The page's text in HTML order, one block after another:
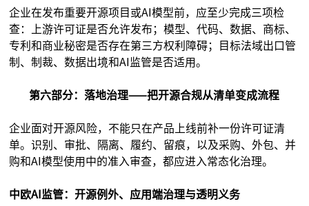
企业在发布重要开源项目或AI模型前，应至少完成三项检
查：上游许可证是否允许发布；模型、代码、数据、商标、
专利和商业秘密是否存在第三方权利障碍；目标法域出口管
制、制裁、数据出境和AI监管是否适用。
第六部分：落地治理——把开源合规从清单变成流程
企业面对开源风险，不能只在产品上线前补一份许可证清
单。识别、审批、隔离、履约、留痕，以及采购、外包、并
购和AI模型使用中的准入审查，都应进入常态化治理。
中欧AI监管：开源例外、应用端治理与透明义务